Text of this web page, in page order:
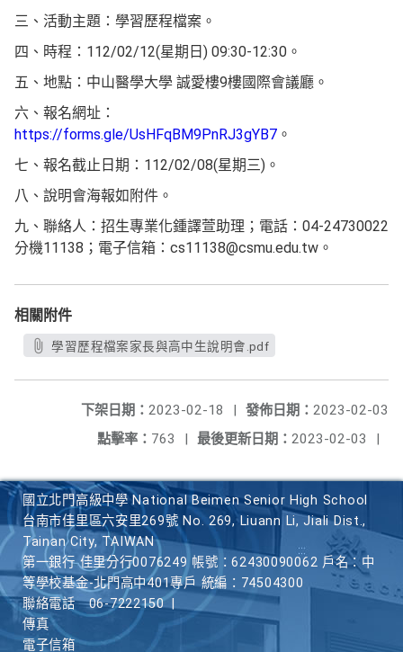
三、活動主題：學習歷程檔案。
四、時程：112/02/12(星期日) 09:30-12:30。
五、地點：中山醫學大學 誠愛樓9樓國際會議廳。
六、報名網址：
https://forms.gle/UsHFqBM9PnRJ3gYB7 。
七、報名截止日期：112/02/08(星期三)。
八、說明會海報如附件。
九、聯絡人：招生專業化鍾譯萱助理；電話：04-24730022
分機11138；電子信箱：cs11138@csmu.edu.tw。
相關附件
學習歷程檔案家長與高中生說明會.pdf
發佈日期： 2023-02-03
下架日期： 2023-02-18
|
最後更新日期： 2023-02-03 |
點擊率： 763 |
國立北門高級中學 National Beimen Senior High School
台南市佳里區六安里269號 No. 269, Liuann Li, Jiali Dist.,
Tainan City, TAIWAN
第一銀行 佳里分行0076249 帳號：62430090062 戶名：中
等學校基金-北門高中401專戶 統編：74504300
聯絡電話
06-7222150
傳真
電子信箱